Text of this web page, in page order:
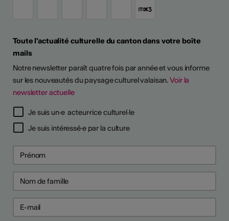
Toute l'actualité culturelle du canton dans votre boîte
mails
Notre newsletter paraît quatre fois par année et vous informe
sur les nouveautés du paysage culturel valaisan.Voir la
newsletter actuelle
Je suis un·e acteur·rice culturel·le
Je suis intéressé·e par la culture